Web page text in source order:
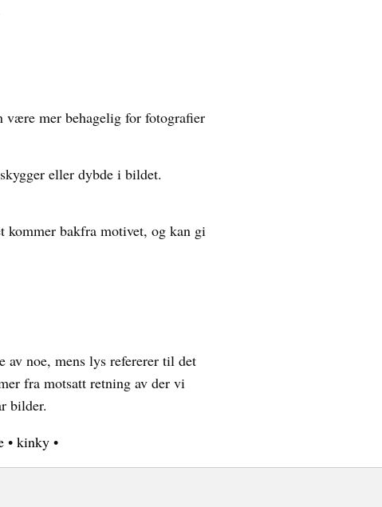
være mer behagelig for fotografier
eller dybde i bildet.
kommer bakfra motivet, og kan gi
noe, mens lys refererer til det
fra motsatt retning av der vi
bilder.
• kinky •